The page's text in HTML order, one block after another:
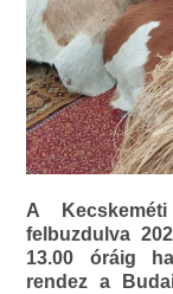
A
felbuzdulva
13.00 óráig
rendez a